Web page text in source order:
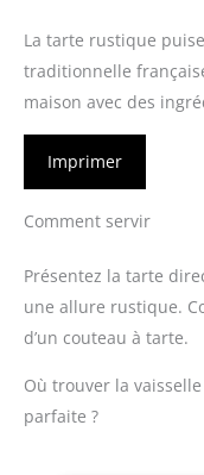
La tarte rustique
traditionnelle
maison avec des
Imprimer
Comment servir
Présentez la tarte
une allure rustique.
d’un couteau à tarte.
Où trouver la
parfaite ?